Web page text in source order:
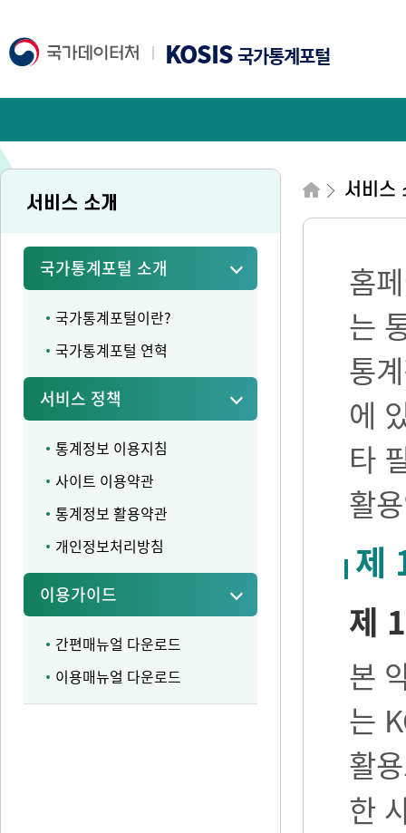
KOSIS국가통계포털
서비스 소개
국가통계포털 소개
국가통계포털이란?
국가통계포털 연혁
서비스 정책
통계정보 이용지침
사이트 이용약관
통계정보 활용약관
개인정보처리방침
이용가이드
간편매뉴얼 다운로드
이용매뉴얼 다운로드
서비스
홈
는
통
에
타
활
제
제
본
는
활
한